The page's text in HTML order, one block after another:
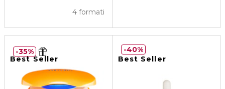
4 formati
Best Seller
35%
Best Seller
40%